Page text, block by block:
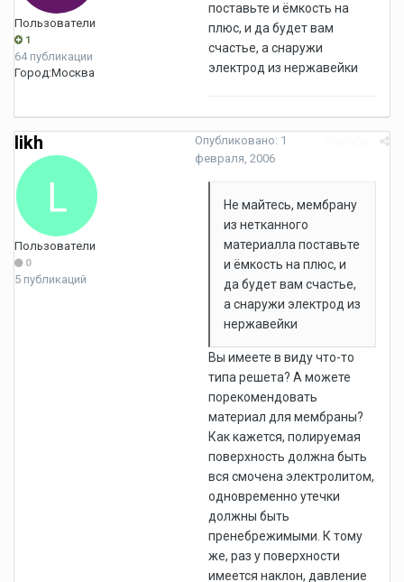
Пользователи
1
64 публикации
Город:Москва
поставьте и ёмкость на
плюс, и да будет вам
счастье, а снаружи
электрод из нержавейки
likh
Пользователи
0
5 публикаций
Опубликовано: 1
февраля, 2006
Не майтесь, мембрану
из нетканного
материалла поставьте
и ёмкость на плюс, и
да будет вам счастье,
а снаружи электрод из
нержавейки
Вы имеете в виду что-то
типа решета? А можете
порекомендовать
материал для мембраны?
Как кажется, полируемая
поверхность должна быть
вся смочена электролитом,
одновременно утечки
должны быть
пренебрежимыми. К тому
же, раз у поверхности
имеется наклон, давление